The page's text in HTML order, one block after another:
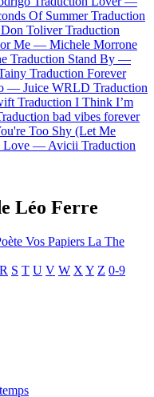
Of Summer Traduction
Don Toliver Traduction
Me — Michele Morrone
Traduction Stand By —
Traduction Forever
— Juice WRLD Traduction
Traduction I Think I’m
bad vibes forever
Too Shy (Let Me
Love — Avicii Traduction
Léo Ferre
Vos Papiers La The
R S T U V W X Y Z 0-9